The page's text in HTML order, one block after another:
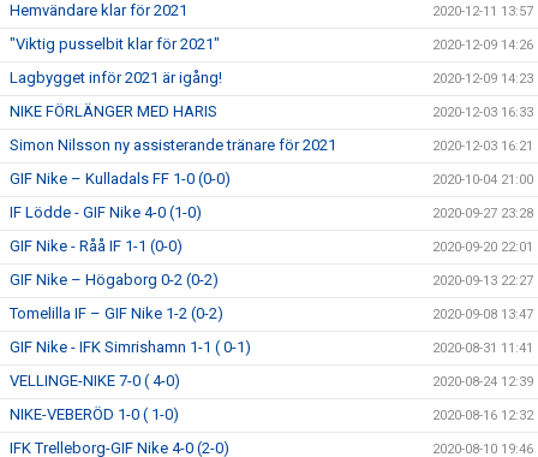
Hemvändare klar för 2021 2020-12-11 13:57
"Viktig pusselbit klar för 2021" 2020-12-09 14:26
Lagbygget inför 2021 är igång! 2020-12-09 14:23
NIKE FÖRLÄNGER MED HARIS 2020-12-03 16:33
Simon Nilsson ny assisterande tränare för 2021 2020-12-03 16:21
GIF Nike – Kulladals FF 1-0 (0-0) 2020-10-04 21:00
IF Lödde - GIF Nike 4-0 (1-0) 2020-09-27 23:28
GIF Nike - Råå IF 1-1 (0-0) 2020-09-20 22:01
GIF Nike – Högaborg 0-2 (0-2) 2020-09-13 22:27
Tomelilla IF – GIF Nike 1-2 (0-2) 2020-09-08 13:47
GIF Nike - IFK Simrishamn 1-1 ( 0-1) 2020-08-31 11:41
VELLINGE-NIKE 7-0 ( 4-0) 2020-08-24 12:39
NIKE-VEBERÖD 1-0 ( 1-0) 2020-08-16 12:32
IFK Trelleborg-GIF Nike 4-0 (2-0) 2020-08-10 19:46